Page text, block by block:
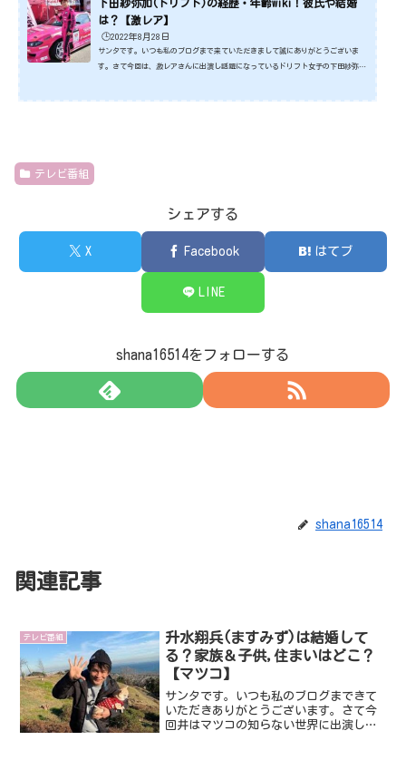
下田紗弥加(ドリフト)の経歴・年齢wiki！彼氏や結婚
は？【激レア】
🕒️2022年8月28日
サンタです。いつも私のブログまで来ていただきまして誠にありがとうございま
す。さて今回は、激レアさんに出演し話題になっているドリフト女子の下田紗弥加
テレビ番組
シェアする
X Facebook はてブ
LINE
shana16514をフォローする
shana16514
関連記事
テレビ番組
升水翔兵(ますみず)は結婚して
る？家族＆子供,住まいはどこ？
【マツコ】
サンタです。いつも私のブログまできて
いただきありがとうございます。さて今
回井はマツコの知らない世界に出演し話